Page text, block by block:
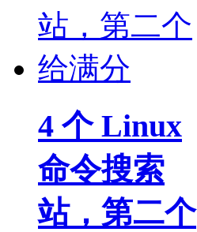
4 个 Linux
命令搜索
站，第二个